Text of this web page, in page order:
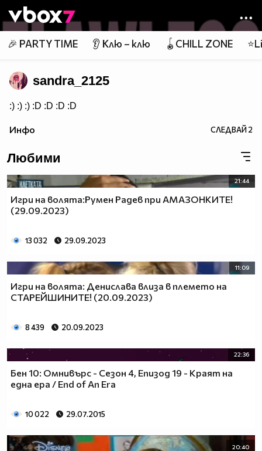
👾
🎉 PARTY TIME 👂 Клю – клю 🪀CHILL ZONE
sandra_2125
:) :) :) :D :D :D :D
Инфо СЛЕДВАЙ2
Любими
21:44
Игри на волята:Румен Радев при АМАЗОНКИТЕ!
(29.09.2023)
13 032 29.09.2023
11:09
Игри на волята: Денислава влиза в племето на
СТАРЕЙШИНИТЕ! (20.09.2023)
8 439 20.09.2023
22:36
Бен 10: Омнивърс - Сезон 4, Епизод 19 - Краят на
една ера / End of An Era
10 022 29.07.2015
20:40